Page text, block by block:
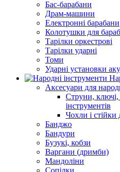
Бас-барабани
Драм-машини
Електронні барабани
Колотушки для
Тарілки оркестрові
Тарілки ударні
Томи
Ударні установки
Аксесуари для
Струни, ключі,
інструментів
Чохли і стійки
Банджо
Бандури
Бузукі, кобзи
Варгани (дримби)
Мандоліни
Сопілки